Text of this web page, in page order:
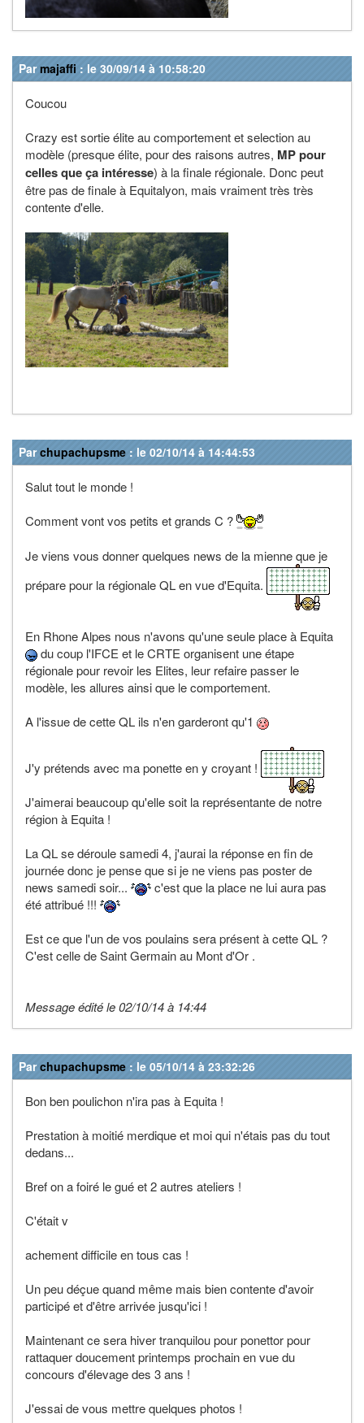
Parmajaffi : le 30/09/14 à 10:58:20
Coucou
Crazy est sortie élite au comportement et selection au
modèle (presque élite, pour des raisons autres, MP pour
celles que ça intéresse) à la finale régionale. Donc peut
être pas de finale à Equitalyon, mais vraiment très très
contente d'elle.
Parchupachupsme : le 02/10/14 à 14:44:53
Salut tout le monde !
Comment vont vos petits et grands C ?
Je viens vous donner quelques news de la mienne que je
prépare pour la régionale QL en vue d'Equita.
En Rhone Alpes nous n'avons qu'une seule place à Equita
du coup l'IFCE et le CRTE organisent une étape
régionale pour revoir les Elites, leur refaire passer le
modèle, les allures ainsi que le comportement.
A l'issue de cette QL ils n'en garderont qu'1
J'y prétends avec ma ponette en y croyant !
J'aimerai beaucoup qu'elle soit la représentante de notre
région à Equita !
La QL se déroule samedi 4, j'aurai la réponse en fin de
journée donc je pense que si je ne viens pas poster de
news samedi soir...
c'est que la place ne lui aura pas
été attribué !!!
Est ce que l'un de vos poulains sera présent à cette QL ?
C'est celle de Saint Germain au Mont d'Or .
Message édité le 02/10/14 à 14:44
Parchupachupsme : le 05/10/14 à 23:32:26
Bon ben poulichon n'ira pas à Equita !
Prestation à moitié merdique et moi qui n'étais pas du tout
dedans...
Bref on a foiré le gué et 2 autres ateliers !
C'était v
achement difficile en tous cas !
Un peu déçue quand même mais bien contente d'avoir
participé et d'être arrivée jusqu'ici !
Maintenant ce sera hiver tranquilou pour ponettor pour
rattaquer doucement printemps prochain en vue du
concours d'élevage des 3 ans !
J'essai de vous mettre quelques photos !